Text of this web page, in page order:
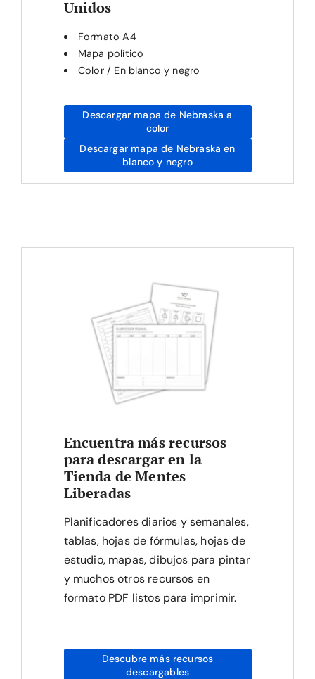
Unidos
Formato A4
Mapa político
Color / En blanco y negro
Descargar mapa de Nebraska a
color
Descargar mapa de Nebraska en
blanco y negro
Encuentra más recursos
para descargar en la
Tienda de Mentes
Liberadas
Planificadores diarios y semanales,
tablas, hojas de fórmulas, hojas de
estudio, mapas, dibujos para pintar
y muchos otros recursos en
formato PDF listos para imprimir.
Descubre más recursos
descargables